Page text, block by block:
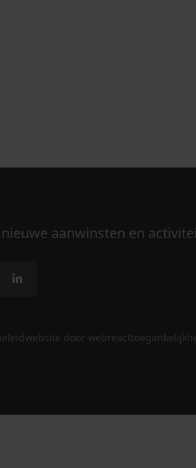
aanwinsten en
website door webreact